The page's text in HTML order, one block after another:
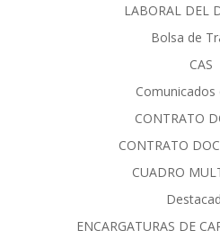
LABORAL DEL
Bolsa de
CAS
Comunicados
CONTRATO
CONTRATO
CUADRO
ENCARGATURAS DE